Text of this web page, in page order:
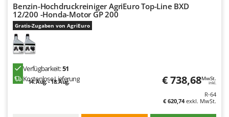
Spiralmac
Spring Protezione
Spyro
Stanley
Stiga
Stocker
Benzin-Hochdruckreiniger AgriEuro Top-Line BXD
12/200 -Honda-Motor GP 200
Gratis-Zugaben von AgriEuro
Verfügbarkeit:51
Kostenlose Lieferung
14. Aug. - 18. Aug. € 738,68MwSt.
inkl.
R-64
€ 620,74exkl. MwSt.